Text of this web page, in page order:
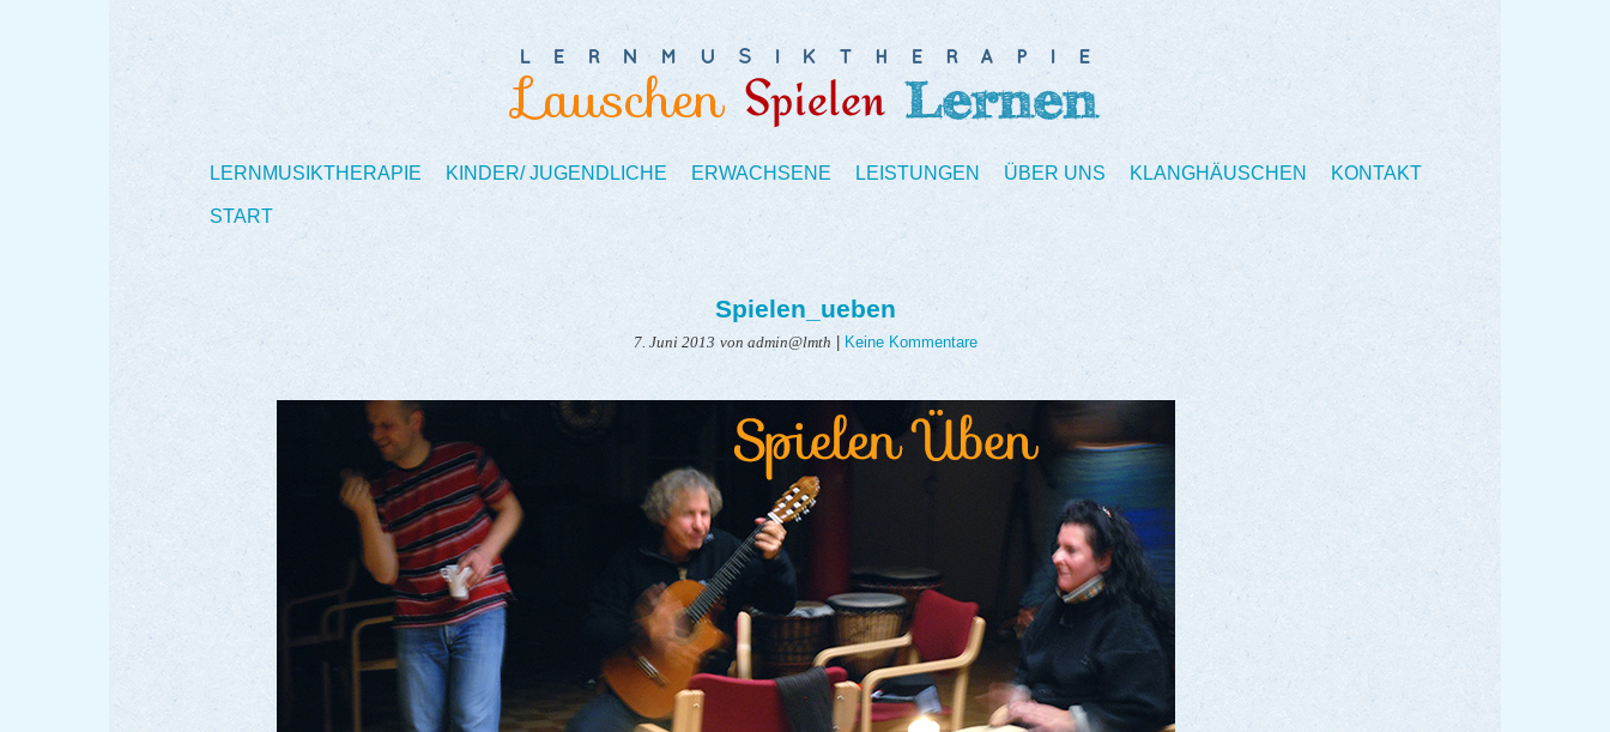
LERNMUSIKTHERAPIE KINDER/ JUGENDLICHE ERWACHSENE LEISTUNGEN ÜBER UNS KLANGHÄUSCHEN KONTAKT
START
Spielen_ueben
7. Juni 2013 von admin@lmth Keine Kommentare